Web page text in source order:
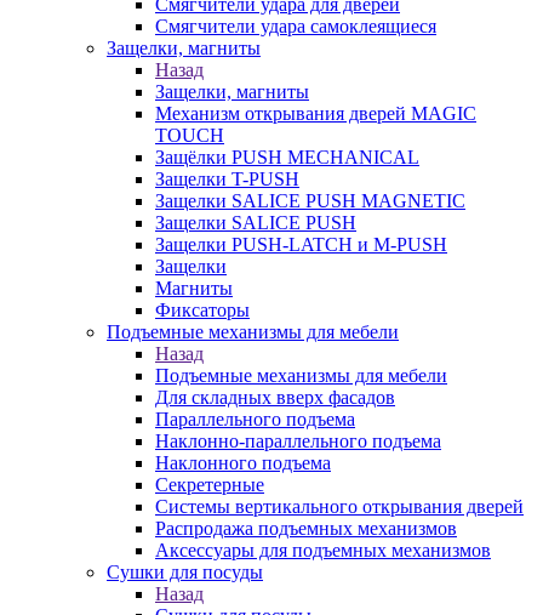
Смягчители удара для дверей
Cмягчители удара самоклеящиеся
Защелки, магниты
Назад
Защелки, магниты
Механизм открывания дверей MAGIC
TOUCH
Защёлки PUSH MECHANICAL
Защелки T-PUSH
Защелки SALICE PUSH MAGNETIC
Защелки SALICE PUSH
Защелки PUSH-LATCH и M-PUSH
Защелки
Магниты
Фиксаторы
Подъемные механизмы для мебели
Назад
Подъемные механизмы для мебели
Для складных вверх фасадов
Параллельного подъема
Наклонно-параллельного подъема
Наклонного подъема
Секретерные
Системы вертикального открывания дверей
Распродажа подъемных механизмов
Аксессуары для подъемных механизмов
Сушки для посуды
Назад